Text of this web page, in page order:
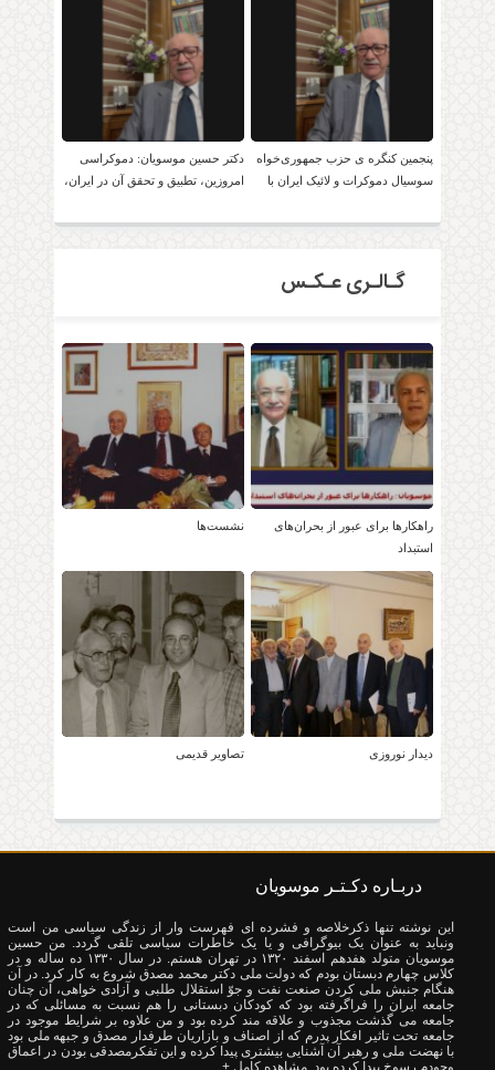
پنجمین کنگره ی حزب جمهوری‌خواه
سوسیال دموکرات و لائیک ایران با
دکتر حسین موسویان: دموکراسی
امروزین، تطبیق و تحقق آن در ایران،
گـالـری عـکـس
راهکارها برای عبور از بحران‌های
استبداد
نشست‌ها
دیدار نوروزی تصاویر قدیمی
دربـاره دکـتـر موسویان
این نوشته تنها ذکرخلاصه و فشرده ای فهرست وار از زندگی سیاسی من است
ونباید به عنوان یک بیوگرافی و یا یک خاطرات سیاسی تلقی گردد. من حسین
موسویان متولد هفدهم اسفند ۱۳۲۰ در تهران هستم. در سال ۱۳۳۰ ده ساله و در
کلاس چهارم دبستان بودم که دولت ملی دکتر محمد مصدق شروع به کار کرد. در آن
هنگام جنبش ملی کردن صنعت نفت و جوّ استقلال طلبی و آزادی خواهی، آن چنان
جامعه ایران را فراگرفته بود که کودکان دبستانی را هم نسبت به مسائلی که در
جامعه می گذشت مجذوب و علاقه مند کرده بود و من علاوه بر شرایط موجود در
جامعه تحت تاثیر افکار پدرم که از اصناف و بازاریان طرفدار مصدق و جبهه ملی بود
با نهضت ملی و رهبر آن آشنایی بیشتری پیدا کرده و این تفکرمصدقی بودن در اعماق
وجودم رسوخ پیدا کرده بود. مشاهده کامل +